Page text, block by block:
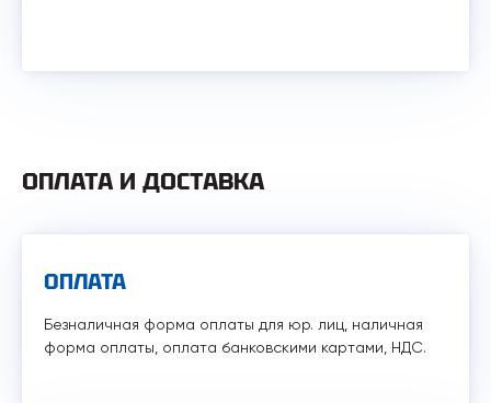
ОПЛАТА И ДОСТАВКА
ОПЛАТА
Безналичная форма оплаты для юр. лиц, наличная
форма оплаты, оплата банковскими картами, НДС.